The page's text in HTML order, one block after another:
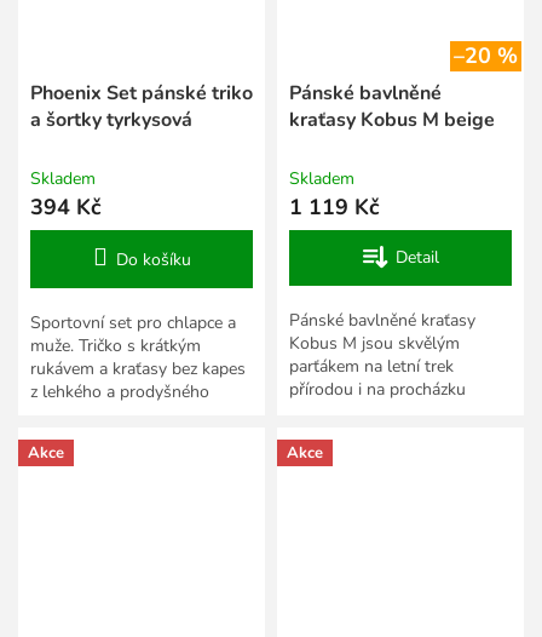
Phoenix Set pánské triko
a šortky tyrkysová
Skladem
394 Kč
Do košíku
Sportovní set pro chlapce a
muže. Tričko s krátkým
rukávem a kraťasy bez kapes
z lehkého a prodyšného
–20 %
Pánské bavlněné
kraťasy Kobus M beige
Skladem
1 119 Kč
Detail
Pánské bavlněné kraťasy
Kobus M jsou skvělým
parťákem na letní trek
přírodou i na procházku
přírodního a vzdušného
materiálu,...
Akce Akce